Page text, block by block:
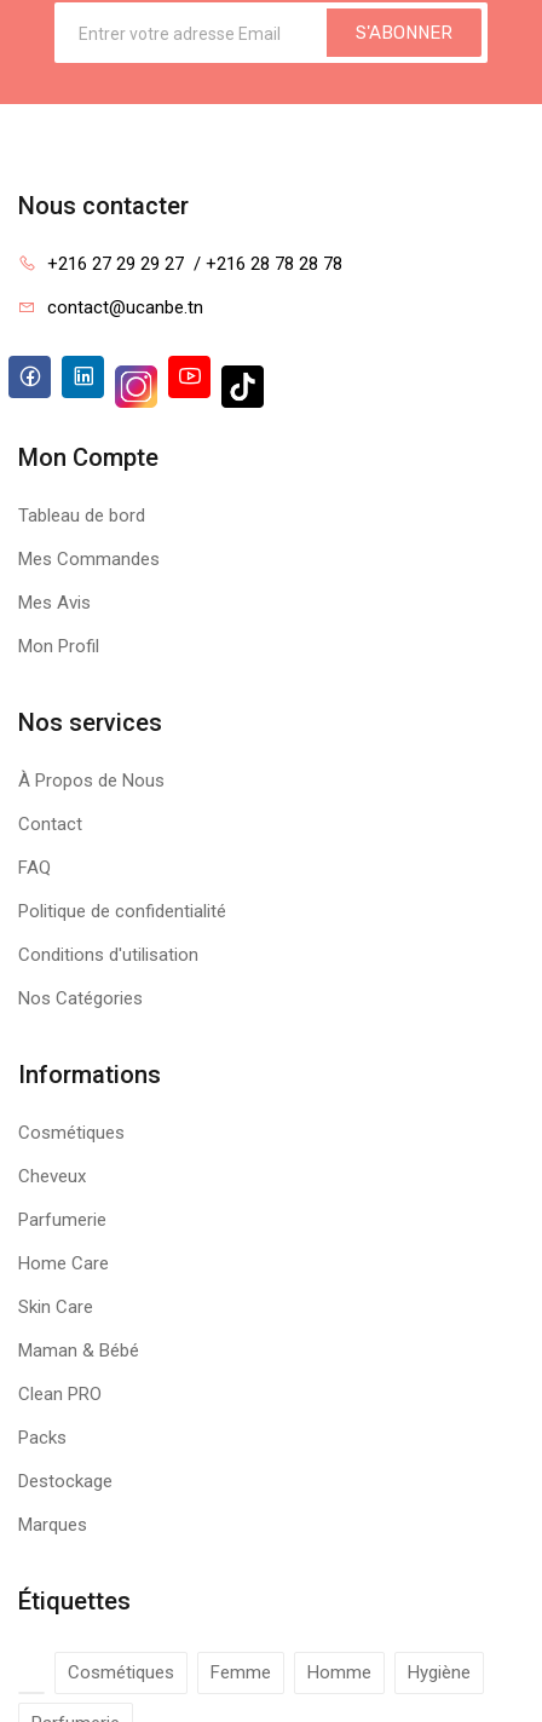
S'ABONNER
Nous contacter
+216 27 29 29 27  / +216 28 78 28 78
contact@ucanbe.tn
Mon Compte
Tableau de bord
Mes Commandes
Mes Avis
Mon Profil
Nos services
À Propos de Nous
Contact
FAQ
Politique de confidentialité
Conditions d'utilisation
Nos Catégories
Informations
Cosmétiques
Cheveux
Parfumerie
Home Care
Skin Care
Maman & Bébé
Clean PRO
Packs
Destockage
Marques
Étiquettes
Cosmétiques Femme Homme Hygiène